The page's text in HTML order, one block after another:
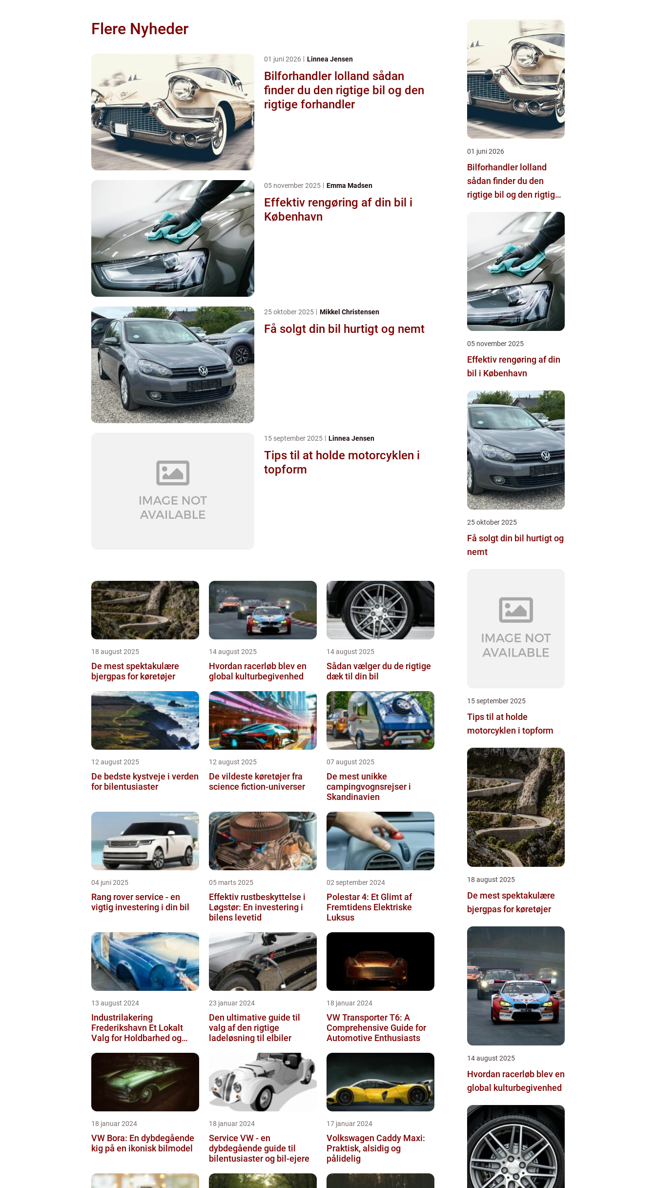
Flere Nyheder
01 juni 2026 Linnea Jensen
Bilforhandler lolland sådan
finder du den rigtige bil og den
rigtige forhandler
05 november 2025 Emma Madsen
Effektiv rengøring af din bil i
København
25 oktober 2025 Mikkel Christensen
Få solgt din bil hurtigt og nemt
15 september 2025 Linnea Jensen
Tips til at holde motorcyklen i
topform
18 august 2025
De mest spektakulære
bjergpas for køretøjer
14 august 2025
Hvordan racerløb blev en
global kulturbegivenhed
14 august 2025
Sådan vælger du de rigtige
dæk til din bil
12 august 2025
De bedste kystveje i verden
for bilentusiaster
12 august 2025
De vildeste køretøjer fra
science fiction-universer
07 august 2025
De mest unikke
campingvognsrejser i
Skandinavien
04 juni 2025
Rang rover service - en
vigtig investering i din bil
05 marts 2025
Effektiv rustbeskyttelse i
Løgstør: En investering i
bilens levetid
02 september 2024
Polestar 4: Et Glimt af
Fremtidens Elektriske
Luksus
13 august 2024
Industrilakering
Frederikshavn Et Lokalt
Valg for Holdbarhed og
23 januar 2024
Den ultimative guide til
valg af den rigtige
ladeløsning til elbiler
18 januar 2024
VW Transporter T6: A
Comprehensive Guide for
Automotive Enthusiasts
18 januar 2024
VW Bora: En dybdegående
kig på en ikonisk bilmodel
18 januar 2024
Service VW - en
dybdegående guide til
bilentusiaster og bil-ejere
17 januar 2024
Volkswagen Caddy Maxi:
Praktisk, alsidig og
pålidelig
01 juni 2026
Bilforhandler lolland
sådan finder du den
rigtige bil og den rigtige
05 november 2025
Effektiv rengøring af din
bil i København
25 oktober 2025
Få solgt din bil hurtigt og
nemt
15 september 2025
Tips til at holde
motorcyklen i topform
18 august 2025
De mest spektakulære
bjergpas for køretøjer
14 august 2025
Hvordan racerløb blev en
global kulturbegivenhed